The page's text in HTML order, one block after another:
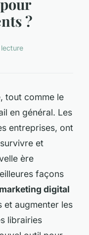
?
tout comme le
en général. Les
entreprises, ont
et
ère
façons
marketing digital
et augmenter les
librairies